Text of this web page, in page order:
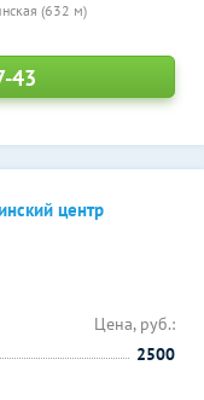
(632 м)
43
центр
Цена, руб.:
2500